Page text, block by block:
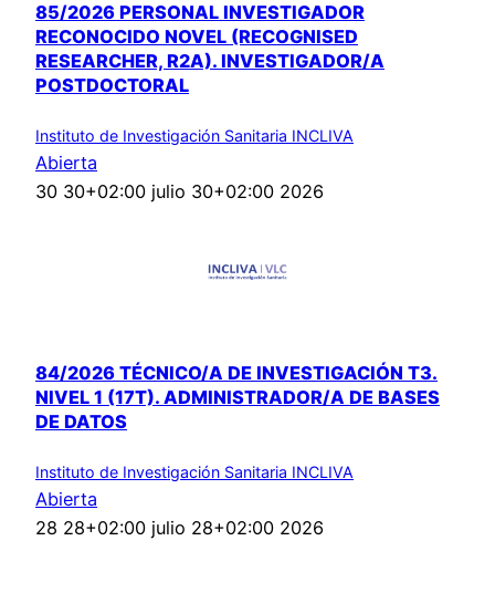
85/2026 PERSONAL INVESTIGADOR
RECONOCIDO NOVEL (RECOGNISED
RESEARCHER, R2A). INVESTIGADOR/A
POSTDOCTORAL
Instituto de Investigación Sanitaria INCLIVA
Abierta
30 30+02:00 julio 30+02:00 2026
84/2026 TÉCNICO/A DE INVESTIGACIÓN T3.
NIVEL 1 (17T). ADMINISTRADOR/A DE BASES
DE DATOS
Instituto de Investigación Sanitaria INCLIVA
Abierta
28 28+02:00 julio 28+02:00 2026